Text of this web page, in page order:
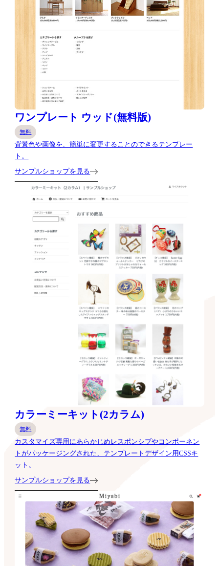
ワンプレート ウッド(無料版)
無料
背景色や画像を、簡単に変更することのできるテンプレー
ト。
サンプルショップを見る
カラーミーキット(2カラム)
無料
カスタマイズ専用にあらかじめレスポンシブやコンポーネン
トがパッケージングされた、テンプレートデザイン用CSSキ
ット。
サンプルショップを見る